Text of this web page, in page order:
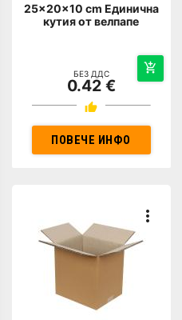
25x20x10 cm Единична
кутия от велпапе
БЕЗ ДДС
0.42 €
ПОВЕЧЕ ИНФО